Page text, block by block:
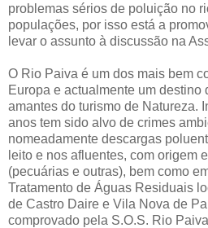
problemas sérios de poluição no
populações, por isso está a
levar o assunto à discussão na
O Rio Paiva é um dos mais bem
Europa e actualmente um destino
amantes do turismo de Natureza.
anos tem sido alvo de crimes
nomeadamente descargas
leito e nos afluentes, com origem
(pecuárias e outras), bem como
Tratamento de Águas Residuais
de Castro Daire e Vila Nova de
comprovado pela S.O.S. Rio